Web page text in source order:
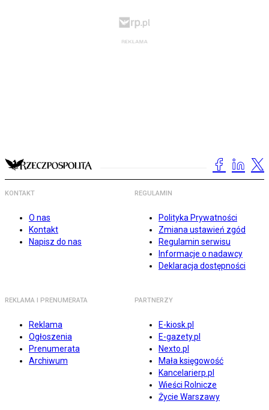
KONTAKT
O nas
Kontakt
Napisz do nas
REGULAMIN
Polityka Prywatności
Zmiana ustawień zgód
Regulamin serwisu
Informacje o nadawcy
Deklaracja dostępności
REKLAMA I PRENUMERATA
Reklama
Ogłoszenia
Prenumerata
Archiwum
PARTNERZY
E-kiosk.pl
E-gazety.pl
Nexto.pl
Mała księgowość
Kancelarierp.pl
Wieści Rolnicze
Życie Warszawy